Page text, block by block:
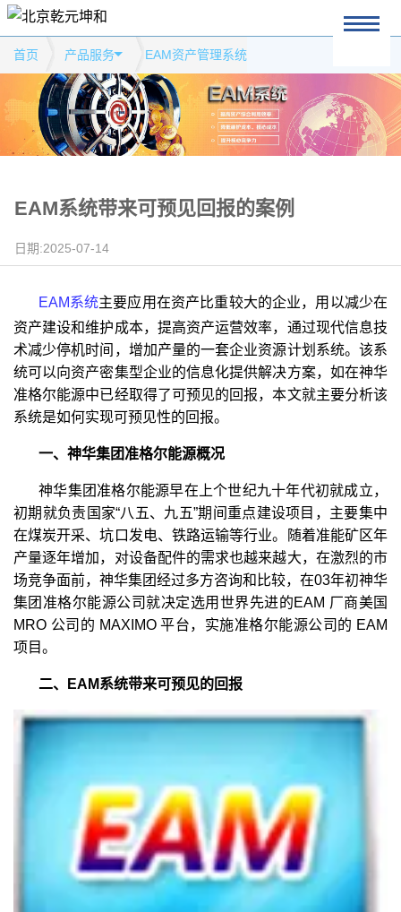
首页 产品服务 EAM资产管理系统
EAM系统带来可预见回报的案例
日期:2025-07-14
EAM系统主要应用在资产比重较大的企业，用以减少在
资产建设和维护成本，提高资产运营效率，通过现代信息技
术减少停机时间，增加产量的一套企业资源计划系统。该系
统可以向资产密集型企业的信息化提供解决方案，如在神华
准格尔能源中已经取得了可预见的回报，本文就主要分析该
系统是如何实现可预见性的回报。
一、神华集团准格尔能源概况
神华集团准格尔能源早在上个世纪九十年代初就成立，
初期就负责国家“八五、九五”期间重点建设项目，主要集中
在煤炭开采、坑口发电、铁路运输等行业。随着准能矿区年
产量逐年增加，对设备配件的需求也越来越大，在激烈的市
场竞争面前，神华集团经过多方咨询和比较，在03年初神华
集团准格尔能源公司就决定选用世界先进的EAM 厂商美国
MRO 公司的 MAXIMO 平台，实施准格尔能源公司的 EAM
项目。
二、EAM系统带来可预见的回报